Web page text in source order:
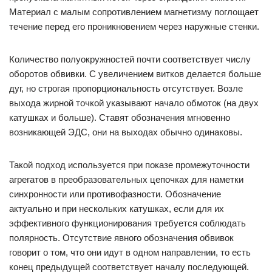
Материал с малым сопротивлением магнетизму поглощает
течение перед его проникновением через наружные стенки.
Количество полуокружностей почти соответствует числу
оборотов обвивки. С увеличением витков делается больше
дуг, но строгая пропорциональность отсутствует. Возле
выхода жирной точкой указывают начало обмоток (на двух
катушках и больше). Ставят обозначения мгновенно
возникающей ЭДС, они на выходах обычно одинаковы.
Такой подход используется при показе промежуточности
агрегатов в преобразовательных цепочках для наметки
синхронности или противофазности. Обозначение
актуально и при нескольких катушках, если для их
эффективного функционирования требуется соблюдать
полярность. Отсутствие явного обозначения обвивок
говорит о том, что они идут в одном направлении, то есть
конец предыдущей соответствует началу последующей.